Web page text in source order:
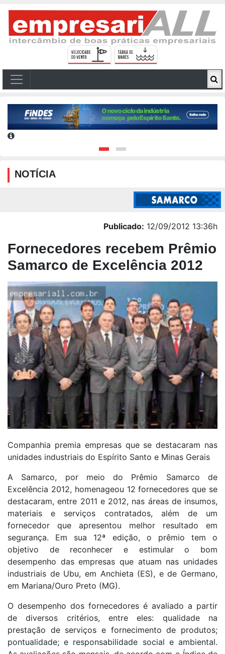
NOTÍCIA
Publicado: 12/09/2012 13:36h
Fornecedores recebem Prêmio
Samarco de Excelência 2012
Companhia premia empresas que se destacaram nas
unidades industriais do Espírito Santo e Minas Gerais
A Samarco, por meio do Prêmio Samarco de
Excelência 2012, homenageou 12 fornecedores que se
destacaram, entre 2011 e 2012, nas áreas de insumos,
materiais e serviços contratados, além de um
fornecedor que apresentou melhor resultado em
segurança. Em sua 12ª edição, o prêmio tem o
objetivo de reconhecer e estimular o bom
desempenho das empresas que atuam nas unidades
industriais de Ubu, em Anchieta (ES), e de Germano,
em Mariana/Ouro Preto (MG).
O desempenho dos fornecedores é avaliado a partir
de diversos critérios, entre eles: qualidade na
prestação de serviços e fornecimento de produtos;
pontualidade; e responsabilidade social e ambiental.